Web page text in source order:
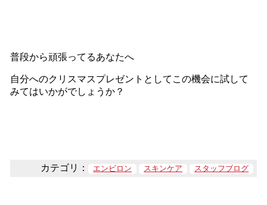
普段から頑張ってるあなたへ
自分へのクリスマスプレゼントとしてこの機会に試して
みてはいかがでしょうか？
カテゴリ： エンビロン スキンケア スタッフブログ